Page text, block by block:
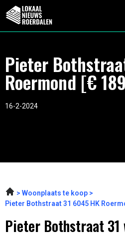
Pieter
Roermond [€
16-2-2024
Woonplaats te koop
Pieter Bothstraat 31 6045 HK
Pieter Bothstraat 31